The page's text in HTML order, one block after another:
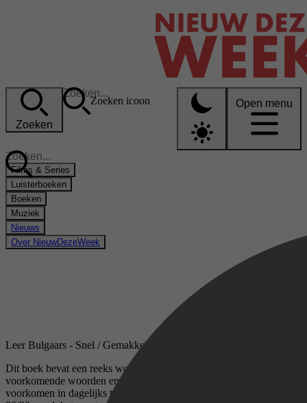
Zoeken
Zoeken icoon Open menu
Films & Series
Luisterboeken
Boeken
Muziek
Nieuws
Over NieuwDezeWeek
Leer Bulgaars - Snel / Gemakkelijk / Efficiënt
Dit boek bevat een reeks woordenlijsten met 2000 van de meest
voorkomende woorden en zinnen, gerangschikt op basis van hun
voorkomen in dagelijks taalgebruik. Dit vocabulaireboek volgt de